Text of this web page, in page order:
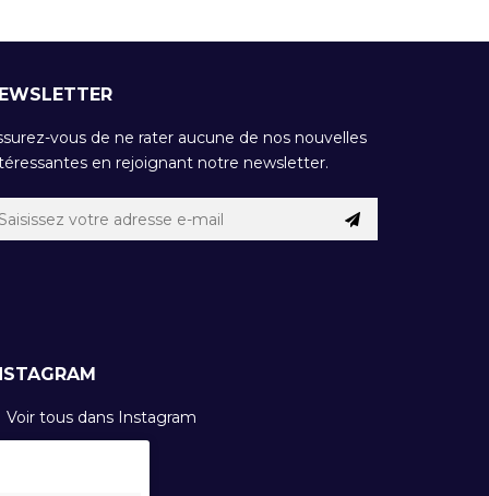
vous de ne rater aucune de nos nouvelles
en rejoignant notre newsletter.
tous dans Instagram